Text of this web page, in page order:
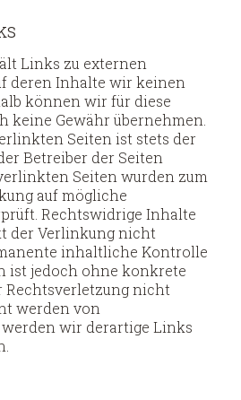
Links zu externen
deren Inhalte wir keinen
können wir für diese
keine Gewähr übernehmen.
Seiten ist stets der
Betreiber der Seiten
Seiten wurden zum
auf mögliche
Rechtswidrige Inhalte
der Verlinkung nicht
inhaltliche Kontrolle
ist jedoch ohne konkrete
nicht
werden von
wir derartige Links